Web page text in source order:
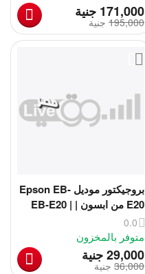
جنية 171,000
جنية ‎195,000
بروجيكتور موديل Epson EB-
E20 من ابسون | EB-E20 |
Portable | Projectors |
Epson EB-E20
0.0
متوفر بالمخزون
جنية‎29,000
جنية ‎36,000